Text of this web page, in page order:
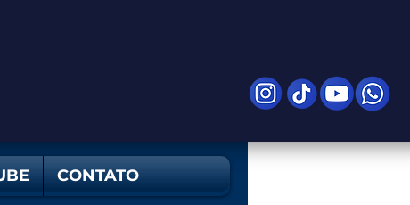
CONTATO